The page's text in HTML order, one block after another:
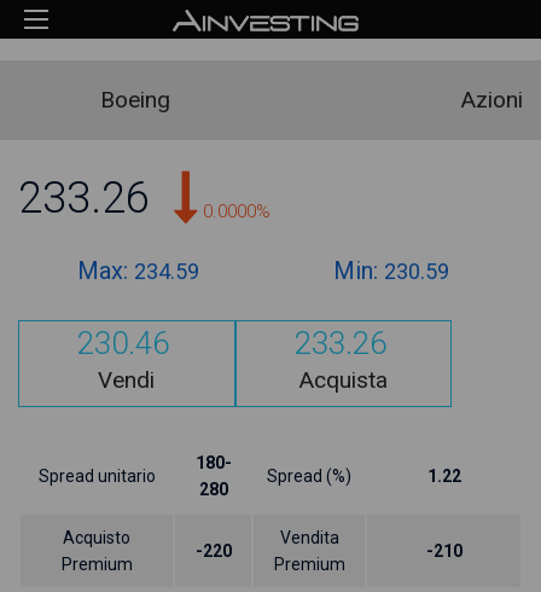
Boeing Azioni
233.26 0.0000%
Max: 234.59 Min: 230.59
230.46
Vendi
233.26
Acquista
Spread unitario
180-
280
Spread (%) 1.22
Acquisto
Premium
-220
Vendita
Premium
-210